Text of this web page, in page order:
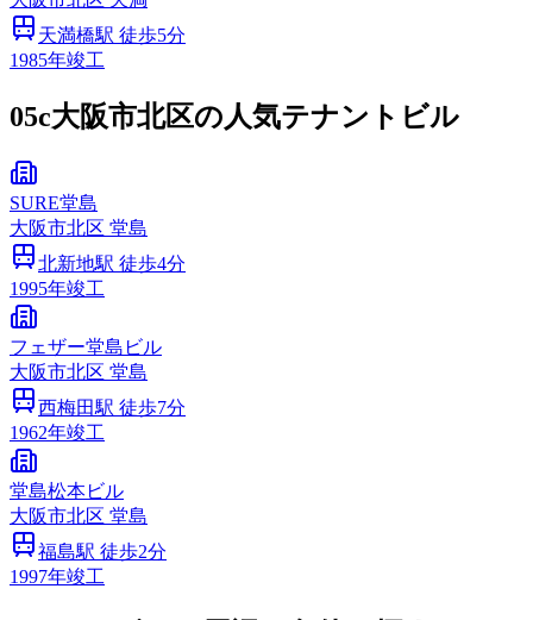
天満橋駅 徒歩5分
1985年竣工
05c大阪市北区の人気テナントビル
SURE堂島
大阪市北区 堂島
北新地駅 徒歩4分
1995年竣工
フェザー堂島ビル
大阪市北区 堂島
西梅田駅 徒歩7分
1962年竣工
堂島松本ビル
大阪市北区 堂島
福島駅 徒歩2分
1997年竣工